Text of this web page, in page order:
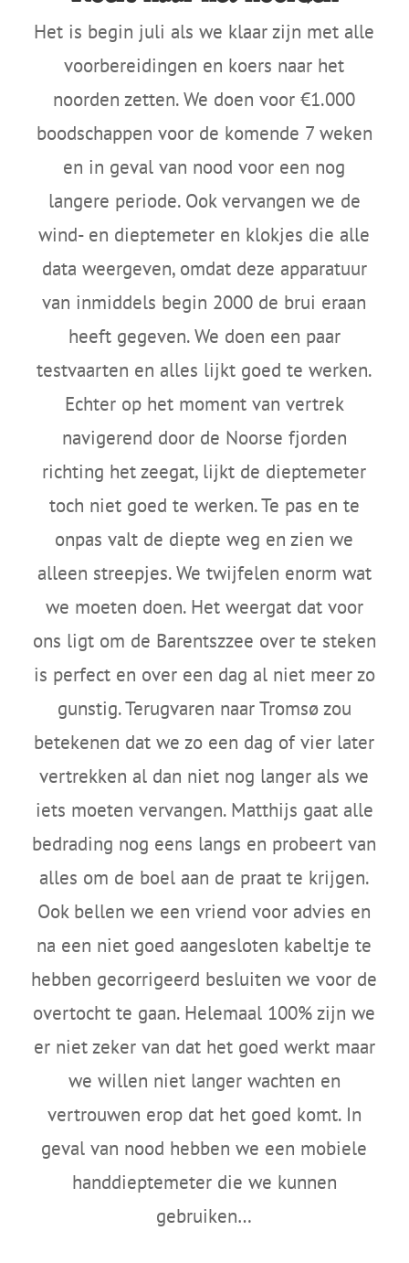
Het is begin juli als we klaar zijn met alle
voorbereidingen en koers naar het
noorden zetten. We doen voor €1.000
boodschappen voor de komende 7 weken
en in geval van nood voor een nog
langere periode. Ook vervangen we de
wind- en dieptemeter en klokjes die alle
data weergeven, omdat deze apparatuur
van inmiddels begin 2000 de brui eraan
heeft gegeven. We doen een paar
testvaarten en alles lijkt goed te werken.
Echter op het moment van vertrek
navigerend door de Noorse fjorden
richting het zeegat, lijkt de dieptemeter
toch niet goed te werken. Te pas en te
onpas valt de diepte weg en zien we
alleen streepjes. We twijfelen enorm wat
we moeten doen. Het weergat dat voor
ons ligt om de Barentszzee over te steken
is perfect en over een dag al niet meer zo
gunstig. Terugvaren naar Tromsø zou
betekenen dat we zo een dag of vier later
vertrekken al dan niet nog langer als we
iets moeten vervangen. Matthijs gaat alle
bedrading nog eens langs en probeert van
alles om de boel aan de praat te krijgen.
Ook bellen we een vriend voor advies en
na een niet goed aangesloten kabeltje te
hebben gecorrigeerd besluiten we voor de
overtocht te gaan. Helemaal 100% zijn we
er niet zeker van dat het goed werkt maar
we willen niet langer wachten en
vertrouwen erop dat het goed komt. In
geval van nood hebben we een mobiele
handdieptemeter die we kunnen
gebruiken…